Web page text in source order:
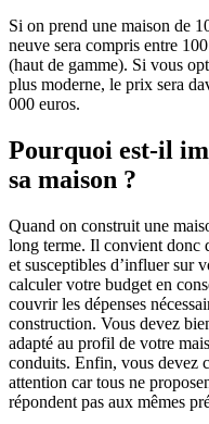
Si on prend une maison de
neuve sera compris entre
(haut de gamme). Si vous
plus moderne, le prix sera
000 euros.
Pourquoi est-il
sa maison ?
Quand on construit une
long terme. Il convient donc
et susceptibles d’influer sur
calculer votre budget en
couvrir les dépenses
construction. Vous devez
adapté au profil de votre
conduits. Enfin, vous devez
attention car tous ne
répondent pas aux mêmes